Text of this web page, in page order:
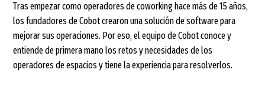
Tras empezar como operadores de coworking hace más de 15 años,
los fundadores de Cobot crearon una solución de software para
mejorar sus operaciones. Por eso, el equipo de Cobot conoce y
entiende de primera mano los retos y necesidades de los
operadores de espacios y tiene la experiencia para resolverlos.